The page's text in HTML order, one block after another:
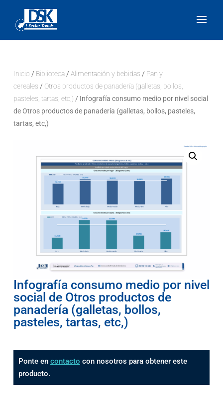
Inicio / Biblioteca/ Alimentación y bebidas / Pan y
cereales / Otros productos de panadería (galletas, bollos,
pasteles, tartas, etc,) / Infografía consumo medio por nivel social
de Otros productos de panadería (galletas, bollos, pasteles,
tartas, etc,)
Infografía consumo medio por nivel
social de Otros productos de
panadería (galletas, bollos,
pasteles, tartas, etc,)
Ponte en contacto con nosotros para obtener este
producto.